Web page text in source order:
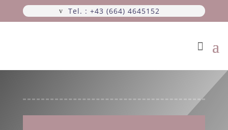
Tel. : +43 (664) 4645152